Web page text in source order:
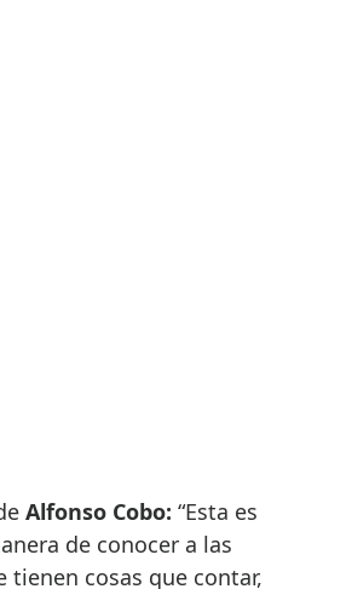
Alfonso Cobo: “Esta es
de conocer a las
tienen cosas que contar,